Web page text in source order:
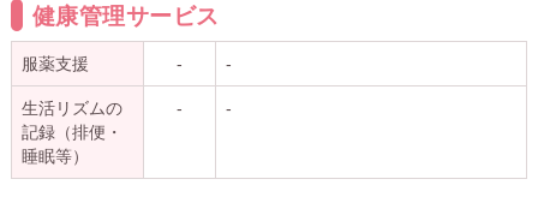
健康管理サービス
服薬支援 - -
生活リズムの
記録（排便・
睡眠等）
- -